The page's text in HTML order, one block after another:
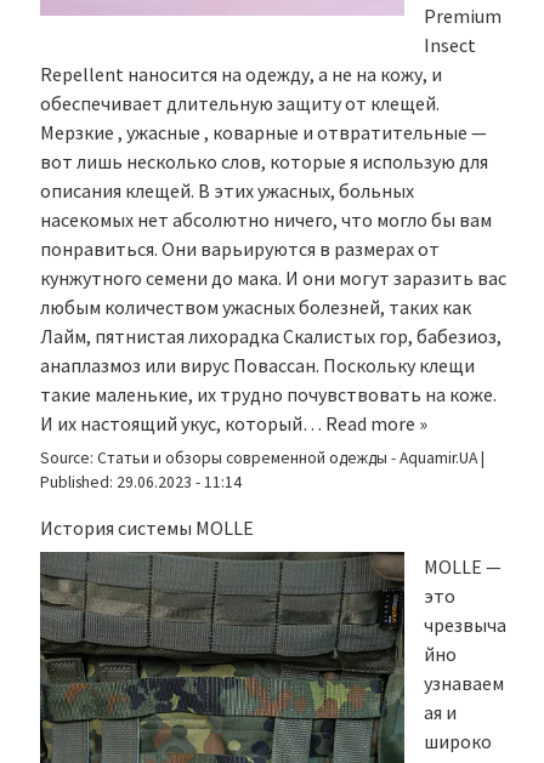
Premium
Insect
Repellent наносится на одежду, а не на кожу, и
обеспечивает длительную защиту от клещей.
Мерзкие , ужасные , коварные и отвратительные —
вот лишь несколько слов, которые я использую для
описания клещей. В этих ужасных, больных
насекомых нет абсолютно ничего, что могло бы вам
понравиться. Они варьируются в размерах от
кунжутного семени до мака. И они могут заразить вас
любым количеством ужасных болезней, таких как
Лайм, пятнистая лихорадка Скалистых гор, бабезиоз,
анаплазмоз или вирус Повассан. Поскольку клещи
такие маленькие, их трудно почувствовать на коже.
И их настоящий укус, который… Read more »
Source: Статьи и обзоры современной одежды - Aquamir.UA|
Published: 29.06.2023 - 11:14
История системы MOLLE
MOLLE —
это
чрезвыча
йно
узнаваем
ая и
широко